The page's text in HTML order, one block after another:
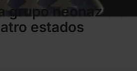
grupo neonazista
estados